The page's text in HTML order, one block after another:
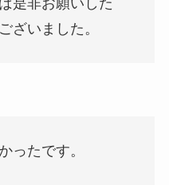
ざいました。
ったです。